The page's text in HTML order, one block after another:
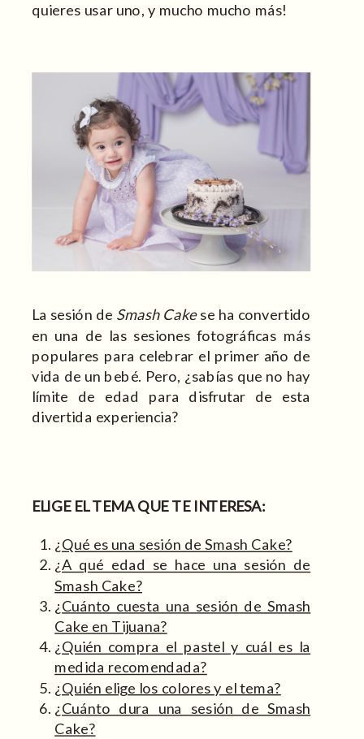
quieres usar uno, y mucho mucho más!
La sesión de Smash Cakese ha convertido
en una de las sesiones fotográficas más
populares para celebrar el primer año de
vida de un bebé. Pero, ¿sabías que no hay
límite de edad para disfrutar de esta
divertida experiencia?
ELIGE EL TEMA QUE TE INTERESA:
¿Qué es una sesión de Smash Cake?
¿A qué edad se hace una sesión de
Smash Cake?
¿Cuánto cuesta una sesión de Smash
Cake en Tijuana?
¿Quién compra el pastel y cuál es la
medida recomendada?
¿Quién elige los colores y el tema?
¿Cuánto dura una sesión de Smash
Cake?